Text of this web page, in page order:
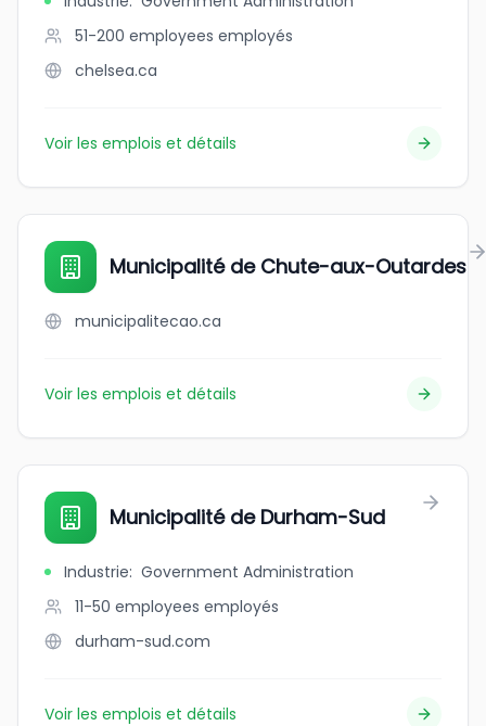
51-200 employees employés
chelsea.ca
Voir les emplois et détails
Municipalité de Chute-aux-Outardes
municipalitecao.ca
Voir les emplois et détails
Municipalité de Durham-Sud
Industrie: Government Administration
11-50 employees employés
durham-sud.com
Voir les emplois et détails